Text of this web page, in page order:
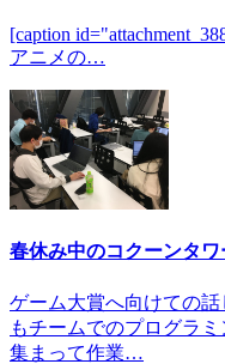
[caption
アニメの…
春休み中のコクーンタワ
ゲーム大賞へ向けての
もチームでのプログラ
集まって作業…